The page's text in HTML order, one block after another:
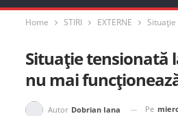
Home STIRI EXTERNE
Situație tensionată
nu mai
Autor Dobrian Iana Pe